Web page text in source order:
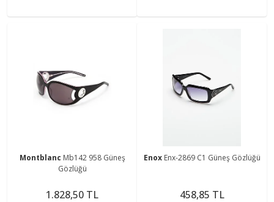
Montblanc Mb142 958 Güneş
Gözlüğü
1.828,50 TL
Enox Enx-2869 C1 Güneş Gözlüğü
458,85 TL